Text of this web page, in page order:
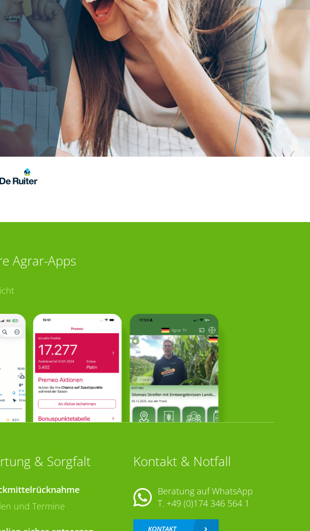
Agrar-Apps
& Sorgfalt
und Termine
Kontakt & Notfall
Beratung auf WhatsApp
T. +49 (0)174 346 564 1
KONTAKT